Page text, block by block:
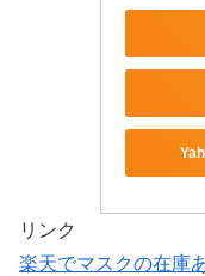
リンク
楽天でマスクの在庫